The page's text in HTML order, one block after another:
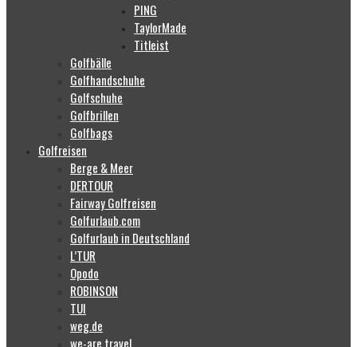
PING
TaylorMade
Titleist
Golfbälle
Golfhandschuhe
Golfschuhe
Golfbrillen
Golfbags
Golfreisen
Berge & Meer
DERTOUR
Fairway Golfreisen
Golfurlaub.com
Golfurlaub in Deutschland
L’TUR
Opodo
ROBINSON
TUI
weg.de
we-are.travel